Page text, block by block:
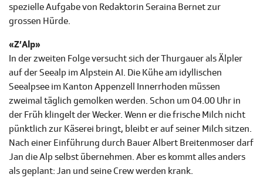
spezielle Aufgabe von Redaktorin Seraina Bernet zur
grossen Hürde.
«Z’Alp»
In der zweiten Folge versucht sich der Thurgauer als Älpler
auf der Seealp im Alpstein AI. Die Kühe am idyllischen
Seealpsee im Kanton Appenzell Innerrhoden müssen
zweimal täglich gemolken werden. Schon um 04.00 Uhr in
der Früh klingelt der Wecker. Wenn er die frische Milch nicht
pünktlich zur Käserei bringt, bleibt er auf seiner Milch sitzen.
Nach einer Einführung durch Bauer Albert Breitenmoser darf
Jan die Alp selbst übernehmen. Aber es kommt alles anders
als geplant: Jan und seine Crew werden krank.